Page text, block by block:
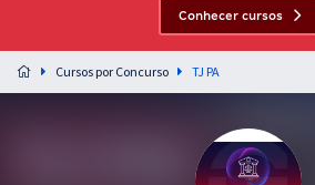
Preparação completa e intensiva para as principais
residências em saúde do Brasil
Conhecer cursos
Cursos por Concurso TJ PA